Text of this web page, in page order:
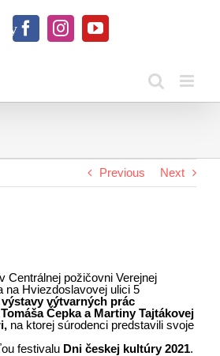
FacebookInstagramYouTube
Previous Next
Centrálnej požičovni Verejnej
na Hviezdoslavovej ulici 5
výtvarných prác
Čepka a Martiny Tajtákovej
na ktorej súrodenci predstavili svoje
festivalu Dni českej kultúry 2021.